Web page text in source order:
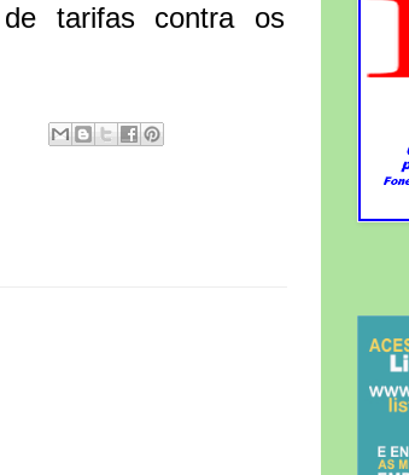
de tarifas contra os